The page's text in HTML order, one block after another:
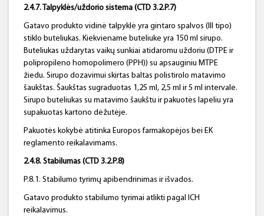
2.4.7. Talpyklės/uždorio sistema (CTD 3.2.P.7)
Gatavo produkto vidinė talpyklė yra gintaro spalvos (III tipo)
stiklo buteliukas. Kiekviename buteliuke yra 150 ml sirupo.
Buteliukas uždarytas vaikų sunkiai atidaromu uždoriu (DTPE ir
polipropileno homopolimero (PPH)) su apsauginiu MTPE
žiedu. Sirupo dozavimui skirtas baltas polistirolo matavimo
šaukštas. Šaukštas sugraduotas 1,25 ml, 2,5 ml ir 5 ml intervale.
Sirupo buteliukas su matavimo šaukštu ir pakuotės lapeliu yra
supakuotas kartono dėžutėje.
Pakuotės kokybė atitinka Europos farmakopėjos bei EK
reglamento reikalavimams.
2.4.8. Stabilumas (CTD 3.2.P.8)
P.8.1. Stabilumo tyrimų apibendrinimas ir išvados.
Gatavo produkto stabilumo tyrimai atlikti pagal ICH
reikalavimus.